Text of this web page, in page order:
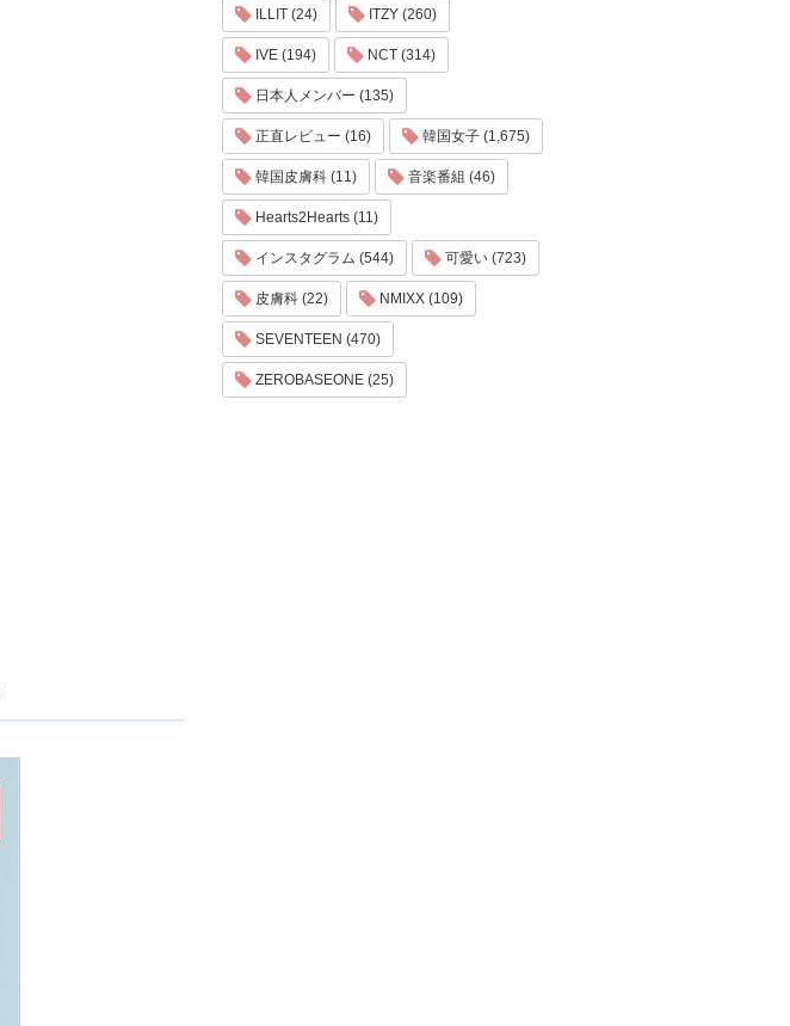
ILLIT (24) ITZY (260)
IVE (194) NCT (314)
日本人メンバー (135)
正直レビュー (16) 韓国女子 (1,675)
韓国皮膚科 (11) 音楽番組 (46)
Hearts2Hearts (11)
インスタグラム (544) 可愛い (723)
皮膚科 (22) NMIXX (109)
SEVENTEEN (470)
ZEROBASEONE (25)